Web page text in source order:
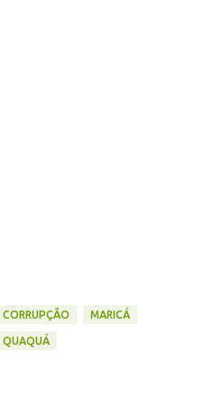
CORRUPÇÃO MARICÁ
QUAQUÁ